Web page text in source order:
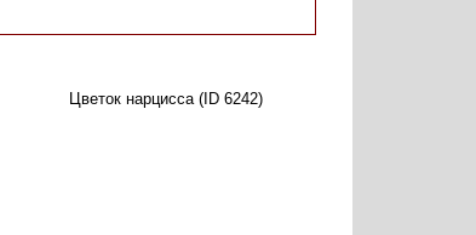
Цветок нарцисса (ID 6242)